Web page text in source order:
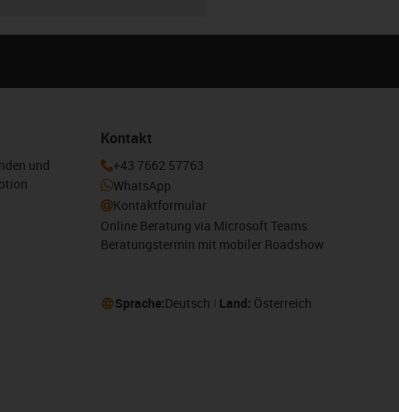
und
Kontakt
+43 7662 57763
WhatsApp
Kontaktformular
Online Beratung via Microsoft Teams
Beratungstermin mit mobiler Roadshow
Sprache:Deutsch Land: Österreich